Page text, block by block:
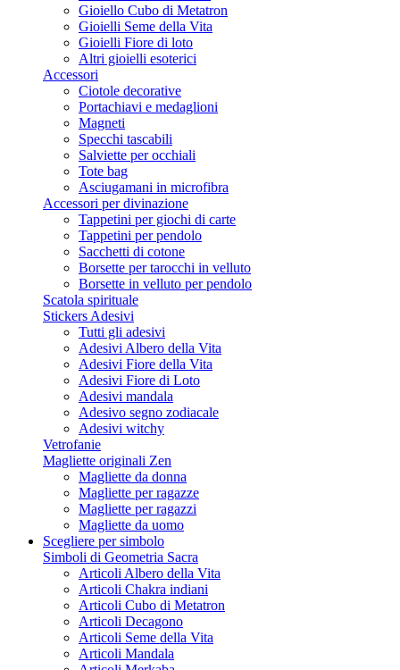
Gioiello Cubo di Metatron
Gioielli Seme della Vita
Gioielli Fiore di loto
Altri gioielli esoterici
Accessori
Ciotole decorative
Portachiavi e medaglioni
Magneti
Specchi tascabili
Salviette per occhiali
Tote bag
Asciugamani in microfibra
Accessori per divinazione
Tappetini per giochi di carte
Tappetini per pendolo
Sacchetti di cotone
Borsette per tarocchi in velluto
Borsette in velluto per pendolo
Scatola spirituale
Stickers Adesivi
Tutti gli adesivi
Adesivi Albero della Vita
Adesivi Fiore della Vita
Adesivi Fiore di Loto
Adesivi mandala
Adesivo segno zodiacale
Adesivi witchy
Vetrofanie
Magliette originali Zen
Magliette da donna
Magliette per ragazze
Magliette per ragazzi
Magliette da uomo
Scegliere per simbolo
Simboli di Geometria Sacra
Articoli Albero della Vita
Articoli Chakra indiani
Articoli Cubo di Metatron
Articoli Decagono
Articoli Seme della Vita
Articoli Mandala